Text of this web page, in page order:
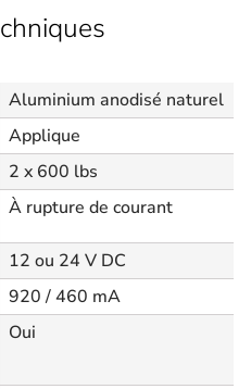
Aluminium anodisé naturel
Applique
2 x 600 lbs
À rupture de courant
12 ou 24 V DC
920 / 460 mA
Oui